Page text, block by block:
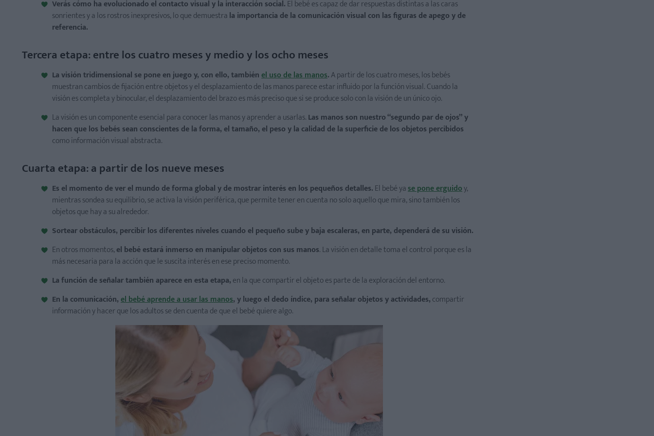
Verás cómo ha evolucionado el contacto visual y la interacción social.El bebé es capaz de dar respuestas distintas a las caras
sonrientes y a los rostros inexpresivos, lo que demuestrala importancia de la comunicación visual con las figuras de apego y de
referencia.
Tercera etapa: entre los cuatro meses y medio y los ocho meses
La visión tridimensional se pone en juego y, con ello, tambiénel uso de las manos.A partir de los cuatro meses, los bebés
muestran cambios de fijación entre objetos y el desplazamiento de las manos parece estar influido por la función visual. Cuando la
visión es completa y binocular, el desplazamiento del brazo es más preciso que si se produce solo con la visión de un único ojo.
La visión es un componente esencial para conocer las manos y aprender a usarlas.Las manos son nuestro “segundo par de ojos” y
hacen que los bebés sean conscientes de la forma, el tamaño, el peso y la calidad de la superficie de los objetos percibidos
como información visual abstracta.
Cuarta etapa: a partir de los nueve meses
Es el momento de ver el mundo de forma global y de mostrar interés en los pequeños detalles.El bebé yase pone erguidoy,
mientras sondea su equilibrio, se activa la visión periférica, que permite tener en cuenta no solo aquello que mira, sino también los
objetos que hay a su alrededor.
Sortear obstáculos, percibir los diferentes niveles cuando el pequeño sube y baja escaleras, en parte, dependerá de su visión.
En otros momentos,el bebé estará inmerso en manipular objetos con sus manos. La visión en detalle toma el control porque es la
más necesaria para la acción que le suscita interés en ese preciso momento.
La función de señalar también aparece en esta etapa,en la que compartir el objeto es parte de la exploración del entorno.
En la comunicación,el bebé aprende a usar las manos, y luego el dedo índice, para señalar objetos y actividades,compartir
información y hacer que los adultos se den cuenta de que el bebé quiere algo.